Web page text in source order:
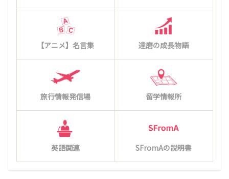
【アニメ】名言集 達磨の成長物語
旅行情報発信場 留学情報所
英語関連 SFromAの説明書